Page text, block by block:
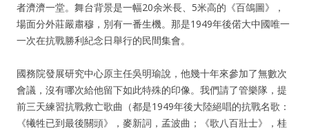
者濟濟一堂。舞台背景是一幅20余米長、5米高的《百鴿圖》，
場面分外莊嚴肅穆，別有一番生機。那是1949年後偌大中國唯一
一次在抗戰勝利紀念日舉行的民間集會。
國務院發展研究中心原主任吳明瑜說，他幾十年來參加了無數次
會議，沒有哪次給他留下如此特殊的印像。我們請了管樂隊，提
前三天練習抗戰救亡歌曲（都是1949年後大陸絕唱的抗戰名歌：
《犧牲已到最後關頭》，麥新詞，孟波曲；《歌八百壯士》，桂